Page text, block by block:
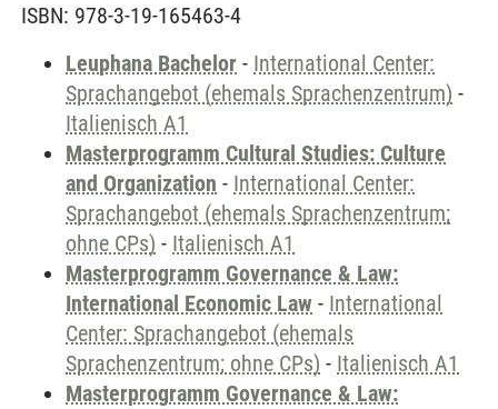
ISBN: 978-3-19-165463-4
Leuphana Bachelor - International Center:
Sprachangebot (ehemals Sprachenzentrum) -
Italienisch A1
Masterprogramm Cultural Studies: Culture
and Organization - International Center:
Sprachangebot (ehemals Sprachenzentrum;
ohne CPs) - Italienisch A1
Masterprogramm Governance & Law:
International Economic Law - International
Center: Sprachangebot (ehemals
Sprachenzentrum; ohne CPs) - Italienisch A1
Masterprogramm Governance & Law: